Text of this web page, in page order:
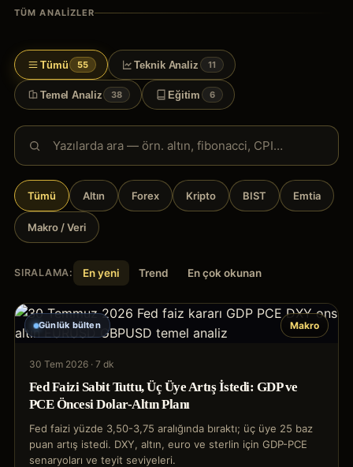
TÜM ANALIZLER
Tümü 55 Teknik Analiz 11
Temel Analiz 38 Eğitim 6
Tümü Altın Forex Kripto BIST Emtia
Makro / Veri
SIRALAMA: En yeni Trend En çok okunan
Makro
Günlük bülten
30 Tem 2026 · 7 dk
Fed Faizi Sabit Tuttu, Üç Üye Artış İstedi: GDP ve
PCE Öncesi Dolar-Altın Planı
Fed faizi yüzde 3,50-3,75 aralığında bıraktı; üç üye 25 baz
puan artış istedi. DXY, altın, euro ve sterlin için GDP-PCE
senaryoları ve teyit seviyeleri.